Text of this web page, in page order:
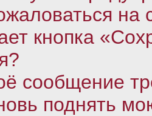
кнопка
сообщение
поднять